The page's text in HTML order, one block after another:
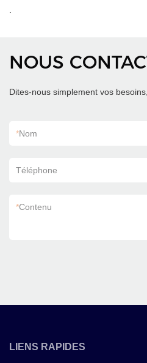
NOUS
Dites-nous simplement vos
*Nom
Téléphone
*Contenu
LIENS RAPIDES